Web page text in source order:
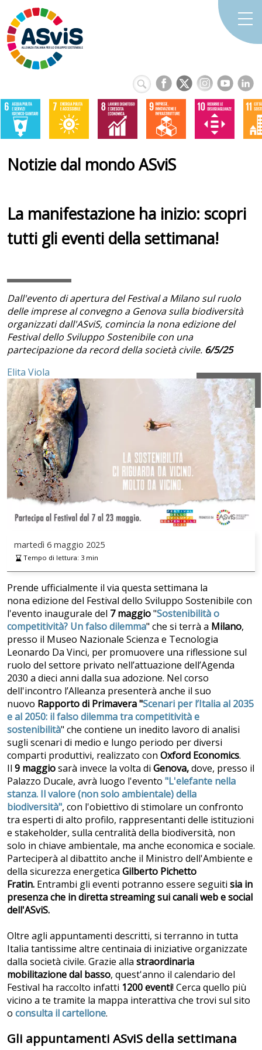
Notizie dal mondo ASviS
La manifestazione ha inizio: scopri
tutti gli eventi della settimana!
Dall'evento di apertura del Festival a Milano sul ruolo
delle imprese al convegno a Genova sulla biodiversità
organizzati dall'ASviS, comincia la nona edizione del
Festival dello Sviluppo Sostenibile con una
partecipazione da record della società civile. 6/5/25
Elita Viola
martedì 6 maggio 2025
Tempo di lettura: 3min
Prende ufficialmente il via questa settimana la
nona edizione del Festival dello Sviluppo Sostenibile con
l'evento inaugurale del 7 maggio"Sostenibilità o
competitività? Un falso dilemma" che si terrà a Milano,
presso il Museo Nazionale Scienza e Tecnologia
Leonardo Da Vinci, per promuovere una riflessione sul
ruolo del settore privato nell’attuazione dell’Agenda
2030 a dieci anni dalla sua adozione. Nel corso
dell'incontro l’Alleanza presenterà anche il suo
nuovo Rapporto di Primavera "Scenari per l’Italia al 2035
e al 2050: il falso dilemma tra competitività e
sostenibilità" che contiene un inedito lavoro di analisi
sugli scenari di medio e lungo periodo per diversi
comparti produttivi, realizzato con Oxford Economics.
Il 9 maggiosarà invece la volta di Genova,dove, presso il
Palazzo Ducale, avrà luogo l'evento "L'elefante nella
stanza. Il valore (non solo ambientale) della
biodiversità", con l'obiettivo di stimolare un confronto
tra esperti di alto profilo, rappresentanti delle istituzioni
e stakeholder, sulla centralità della biodiversità, non
solo in chiave ambientale, ma anche economica e sociale.
Parteciperà al dibattito anche il Ministro dell'Ambiente e
della sicurezza energetica Gilberto Pichetto
Fratin. Entrambi gli eventi potranno essere seguiti sia in
presenza che in diretta streaming sui canali web e social
dell'ASviS.
Oltre agli appuntamenti descritti, si terranno in tutta
Italia tantissime altre centinaia di iniziative organizzate
dalla società civile. Grazie alla straordinaria
mobilitazione dal basso, quest'anno il calendario del
Festival ha raccolto infatti 1200 eventi! Cerca quello più
vicino a te tramite la mappa interattiva che trovi sul sito
o consulta il cartellone.
Gli appuntamenti ASviS della settimana